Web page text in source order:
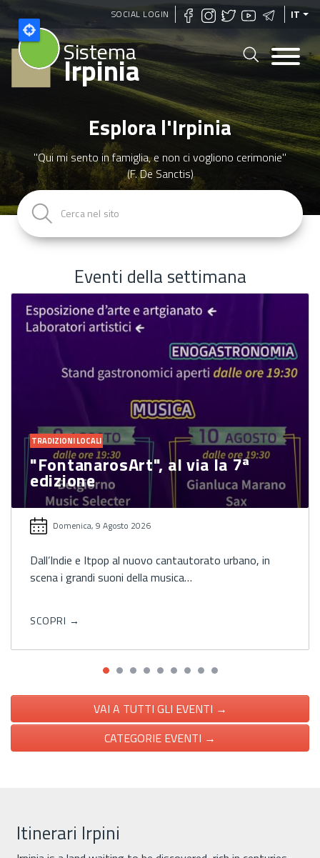
Salta
al
contenuto
principale
SOCIAL LOGIN IT
Sistema
Irpinia
Esplora l'Irpinia
"Qui mi sento in famiglia, e non ci vogliono cerimonie"
(F. De Sanctis)
Eventi della settimana
TRADIZIONI LOCALI
"FontanarosArt", al via la 7ª
edizione
Domenica, 9 Agosto 2026
Dall’Indie e Itpop al nuovo cantautorato urbano, in
scena i grandi suoni della musica…
SCOPRI →
VAI A TUTTI GLI EVENTI →
CATEGORIE EVENTI →
Itinerari Irpini